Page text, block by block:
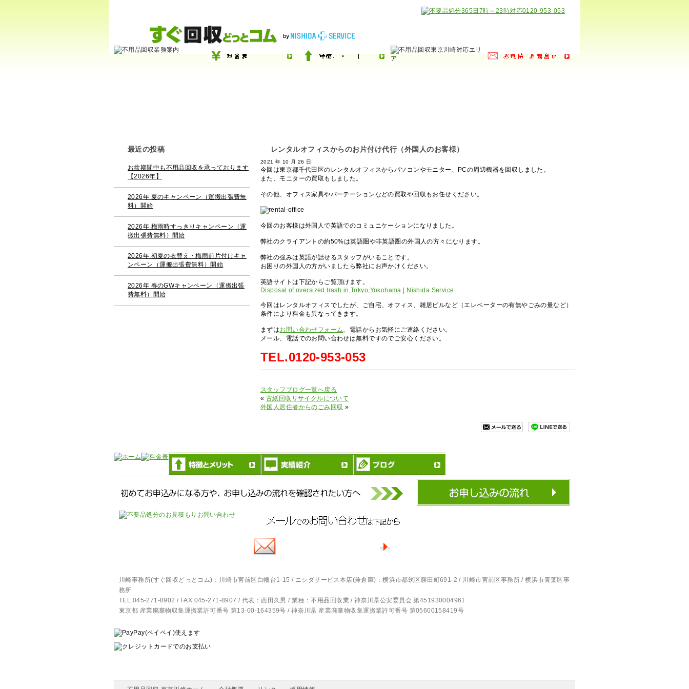
最近の投稿
お盆期間中も不用品回収を承っております
【2026年】
2026年 夏のキャンペーン（運搬出張費無
料）開始
2026年 梅雨時すっきりキャンペーン（運
搬出張費無料）開始
2026年 初夏の衣替え・梅雨前片付けキャ
ンペーン（運搬出張費無料）開始
2026年 春のGWキャンペーン（運搬出張
費無料）開始
レンタルオフィスからのお片付け代行（外国人のお客様）
2021 年 10 月 26 日
今回は東京都千代田区のレンタルオフィスからパソコンやモニター、PCの周辺機器を回収しました。
また、モニターの買取もしました。
その他、オフィス家具やパーテーションなどの買取や回収もお任せください。
今回のお客様は外国人で英語でのコミュニケーションになりました。
弊社のクライアントの約50%は英語圏や非英語圏の外国人の方々になります。
弊社の強みは英語が話せるスタッフがいることです。
お困りの外国人の方がいましたら弊社にお声かけください。
英語サイトは下記からご覧頂けます。
Disposal of oversized trash in Tokyo,Yokohama | Nishida Service
今回はレンタルオフィスでしたが、ご自宅、オフィス、雑居ビルなど（エレベーターの有無やごみの量など）
条件により料金も異なってきます。
まずはお問い合わせフォーム、電話からお気軽にご連絡ください。
メール、電話でのお問い合わせは無料ですのでご安心ください。
TEL.0120-953-053
スタッフブログ一覧へ戻る
« 古紙回収リサイクルについて
外国人居住者からのごみ回収 »
川崎事務所(すぐ回収どっとコム)：川崎市宮前区白幡台1-15 / ニシダサービス本店(兼倉庫)：横浜市都筑区勝田町691-2 / 川崎市宮前区事務所 / 横浜市青葉区事
務所
TEL.045-271-8902 / FAX.045-271-8907 / 代表：西田久男 / 業種：不用品回収業 / 神奈川県公安委員会 第451930004961
東京都 産業廃棄物収集運搬業許可番号 第13-00-164359号 / 神奈川県 産業廃棄物収集運搬業許可番号 第05600158419号